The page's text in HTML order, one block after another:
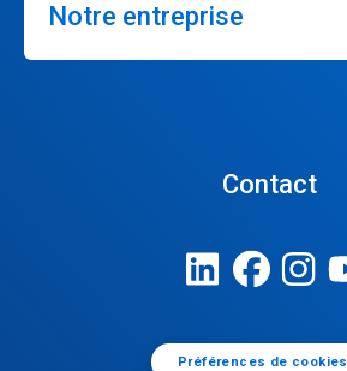
Notre entreprise
Contact
Préférences de cookies